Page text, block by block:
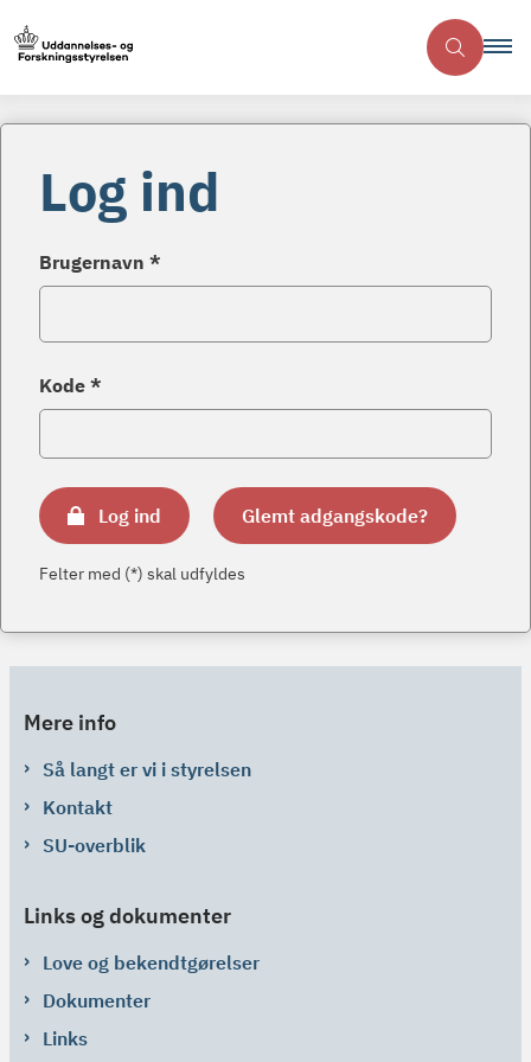
Log ind
Brugernavn *
Kode *
Log ind Glemt adgangskode?
Felter med (*) skal udfyldes
Mere info
Så langt er vi i styrelsen
Kontakt
SU-overblik
Links og dokumenter
Love og bekendtgørelser
Dokumenter
Links